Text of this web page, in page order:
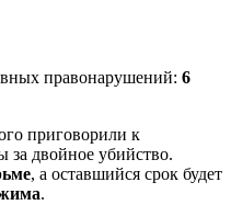
правонарушений: 6
приговорили к
двойное убийство.
, а оставшийся срок будет
.